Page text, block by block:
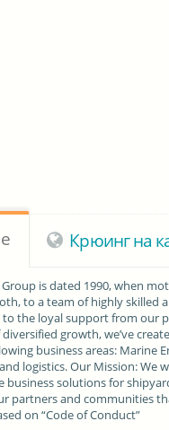
Крюинг на
is dated 1990, when
to a team of highly skilled
to the loyal support from
growth, we’ve
business areas: Marine
logistics. Our Mission:
business solutions for
partners and communities
on “Code of Conduct”